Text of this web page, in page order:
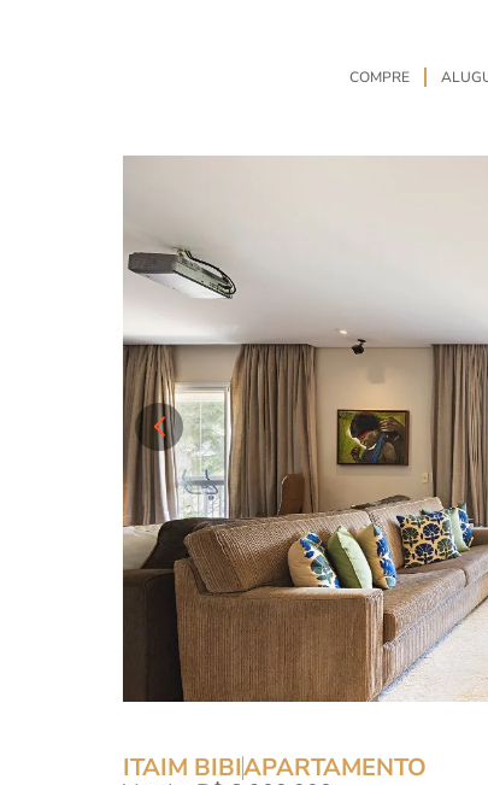
COMPRE
ITAIM BIBIAPARTAMENTO